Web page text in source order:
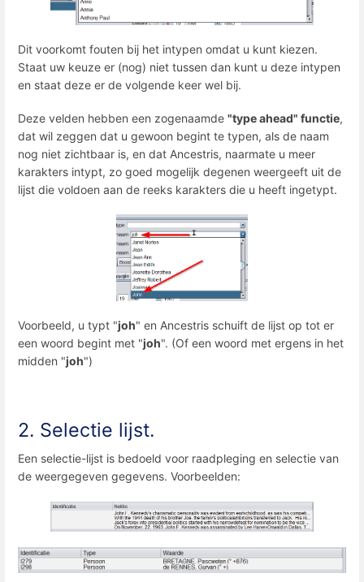
Dit voorkomt fouten bij het intypen omdat u kunt kiezen.
Staat uw keuze er (nog) niet tussen dan kunt u deze intypen
en staat deze er de volgende keer wel bij.
Deze velden hebben een zogenaamde "type ahead" functie,
dat wil zeggen dat u gewoon begint te typen, als de naam
nog niet zichtbaar is, en dat Ancestris, naarmate u meer
karakters intypt, zo goed mogelijk degenen weergeeft uit de
lijst die voldoen aan de reeks karakters die u heeft ingetypt.
Voorbeeld, u typt "joh" en Ancestris schuift de lijst op tot er
een woord begint met "joh". (Of een woord met ergens in het
midden "joh")
2. Selectie lijst.
Een selectie-lijst is bedoeld voor raadpleging en selectie van
de weergegeven gegevens. Voorbeelden: